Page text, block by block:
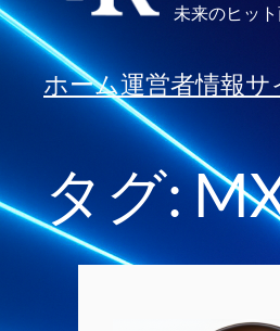
プ
未来のヒッ
ホーム運営者情報サ
タグ: